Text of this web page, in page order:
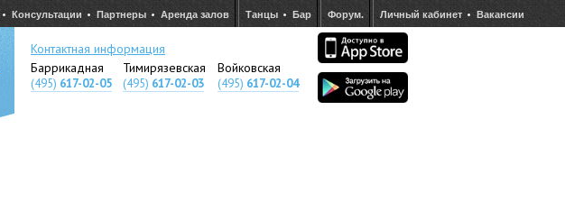
Консультации Партнеры Аренда залов Танцы Бар Форум. Личный кабинет Вакансии
Контактная информация
Баррикадная
Тимирязевская Войковская
(495) 617-02-05 (495) 617-02-03 (495) 617-02-04